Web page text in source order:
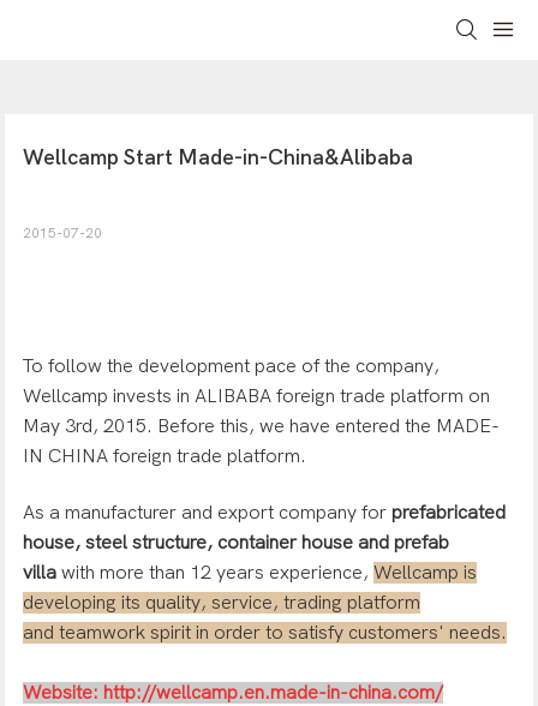
Wellcamp Start Made-in-China&Alibaba
2015-07-20
To follow the development pace of the company,
Wellcamp invests in ALIBABA foreign trade platform on
May 3rd, 2015. Before this, we have entered the MADE-
IN CHINA foreign trade platform.
As a manufacturer and export company for prefabricated
house, steel structure, container house and prefab
villawith morethan 12 years experience,Wellcamp is
developing its quality, service, trading platform
and teamwork spirit in order to satisfy customers' needs.
Website: http://wellcamp.en.made-in-china.com/